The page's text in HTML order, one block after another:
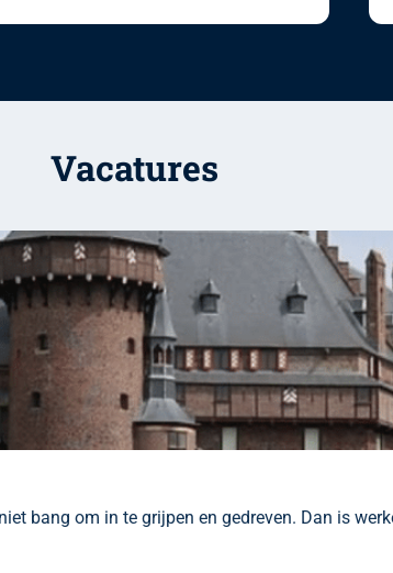
Vacatures
bang om in te grijpen en gedreven. Dan is